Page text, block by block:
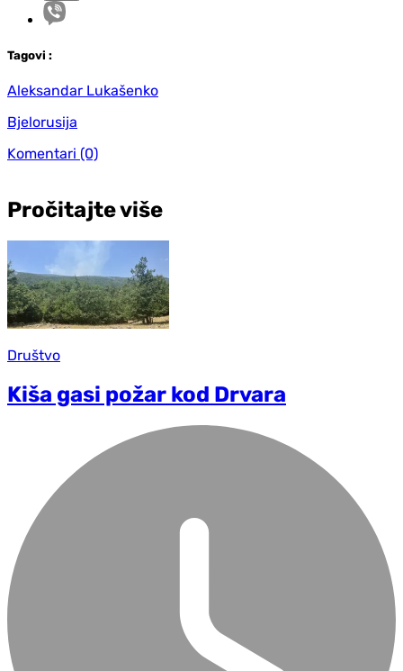
Tagovi :
Aleksandar Lukašenko
Bjelorusija
Komentari (0)
Pročitajte više
Društvo
Kiša gasi požar kod Drvara